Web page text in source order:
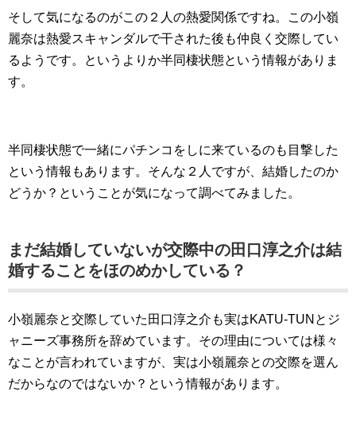
そして気になるのがこの２人の熱愛関係ですね。この小嶺
麗奈は熱愛スキャンダルで干された後も仲良く交際してい
るようです。というよりか半同棲状態という情報がありま
す。
半同棲状態で一緒にパチンコをしに来ているのも目撃した
という情報もあります。そんな２人ですが、結婚したのか
どうか？ということが気になって調べてみました。
まだ結婚していないが交際中の田口淳之介は結
婚することをほのめかしている？
小嶺麗奈と交際していた田口淳之介も実はKATU-TUNとジ
ャニーズ事務所を辞めています。その理由については様々
なことが言われていますが、実は小嶺麗奈との交際を選ん
だからなのではないか？という情報があります。